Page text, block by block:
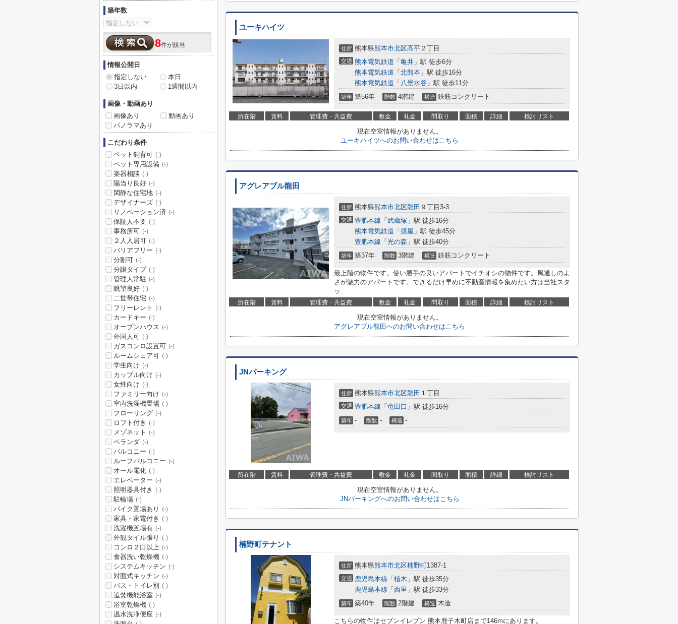
ユーキハイツ
住所 熊本県熊本市北区高平 ２丁目
交通 熊本電気鉄道 「 亀井 」駅 徒歩6分
熊本電気鉄道 「 北熊本 」駅 徒歩16分
熊本電気鉄道 「 八景水谷 」駅 徒歩11分
築年 築56年 階数 4階建 構造 鉄筋コンクリート
所在階 賃料 管理費・共益費 敷金 礼金 間取り 面積 詳細 検討リスト
現在空室情報がありません。
ユーキハイツへのお問い合わせはこちら
アグレアブル龍田
住所 熊本県熊本市北区龍田 ９丁目3-3
交通 豊肥本線 「 武蔵塚 」駅 徒歩16分
熊本電気鉄道 「 須屋 」駅 徒歩45分
豊肥本線 「 光の森 」駅 徒歩40分
築年 築37年 階数 3階建 構造 鉄筋コンクリート
最上階の物件です。使い勝手の良いアパートでイチオシの物件です。風通しのよ
さが魅力のアパートです。できるだけ早めに不動産情報を集めたい方は当社スタ
ッ...
所在階 賃料 管理費・共益費 敷金 礼金 間取り 面積 詳細 検討リスト
現在空室情報がありません。
アグレアブル龍田へのお問い合わせはこちら
JNパーキング
住所 熊本県熊本市北区龍田 １丁目
交通 豊肥本線 「 竜田口 」駅 徒歩16分
築年 - 階数 - 構造 -
所在階 賃料 管理費・共益費 敷金 礼金 間取り 面積 詳細 検討リスト
現在空室情報がありません。
JNパーキングへのお問い合わせはこちら
楠野町テナント
住所 熊本県熊本市北区楠野町1387-1
交通 鹿児島本線 「 植木 」駅 徒歩35分
鹿児島本線 「 西里 」駅 徒歩33分
築年 築40年 階数 2階建 構造 木造
こちらの物件はセブンイレブン 熊本鹿子木町店まで146mにあります。
築年数
8件が該当
情報公開日
指定しない
本日
3日以内
1週間以内
画像・動画あり
画像あり
動画あり
パノラマあり
こだわり条件
ペット飼育可 (-)
ペット専用設備 (-)
楽器相談 (-)
陽当り良好 (-)
閑静な住宅地 (-)
デザイナーズ (-)
リノベーション済 (-)
保証人不要 (-)
事務所可 (-)
２人入居可 (-)
バリアフリー (-)
分割可 (-)
分譲タイプ (-)
管理人常駐 (-)
眺望良好 (-)
二世帯住宅 (-)
フリーレント (-)
カードキー (-)
オープンハウス (-)
外国人可 (-)
ガスコンロ設置可 (-)
ルームシェア可 (-)
学生向け (-)
カップル向け (-)
女性向け (-)
ファミリー向け (-)
室内洗濯機置場 (-)
フローリング (-)
ロフト付き (-)
メゾネット (-)
ベランダ (-)
バルコニー (-)
ルーフバルコニー (-)
オール電化 (-)
エレベーター (-)
照明器具付き (-)
駐輪場 (-)
バイク置場あり (-)
家具・家電付き (-)
洗濯機置場有 (-)
外観タイル張り (-)
コンロ２口以上 (-)
食器洗い乾燥機 (-)
システムキッチン (-)
対面式キッチン (-)
バス・トイレ別 (-)
追焚機能浴室 (-)
浴室乾燥機 (-)
温水洗浄便座 (-)